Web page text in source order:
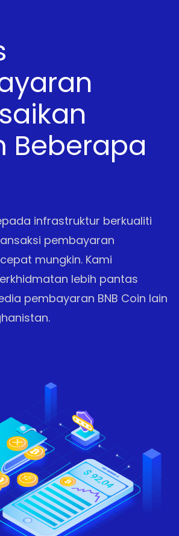
Beberapa
infrastruktur berkualiti
pembayaran
mungkin. Kami
lebih pantas
pembayaran BNB Coin lain